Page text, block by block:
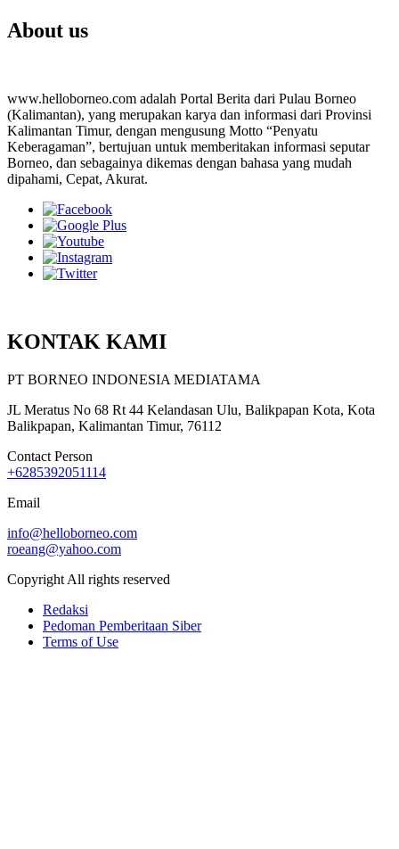
About us
www.helloborneo.com adalah Portal Berita dari Pulau Borneo
(Kalimantan), yang merupakan karya dan informasi dari Provinsi
Kalimantan Timur, dengan mengusung Motto “Penyatu
Keberagaman”, bertujuan untuk memberitakan informasi seputar
Borneo, dan sebagainya dikemas dengan bahasa yang mudah
dipahami, Cepat, Akurat.
KONTAK KAMI
PT BORNEO INDONESIA MEDIATAMA
JL Meratus No 68 Rt 44 Kelandasan Ulu, Balikpapan Kota, Kota
Balikpapan, Kalimantan Timur, 76112
Contact Person
+6285392051114
Email
info@helloborneo.com
roeang@yahoo.com
Copyright All rights reserved
Redaksi
Pedoman Pemberitaan Siber
Terms of Use